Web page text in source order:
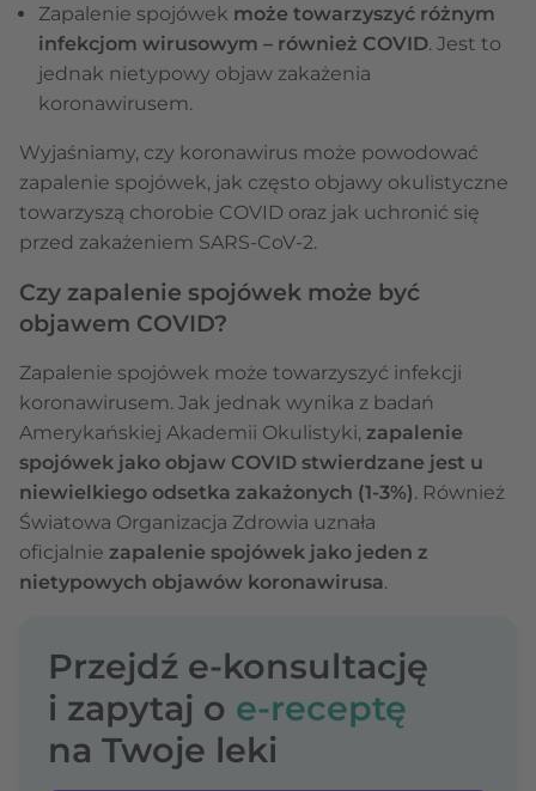
Zapalenie spojówek może towarzyszyć różnym
infekcjom wirusowym – również COVID. Jest to
jednak nietypowy objaw zakażenia
koronawirusem.
Wyjaśniamy, czy koronawirus może powodować
zapalenie spojówek, jak często objawy okulistyczne
towarzyszą chorobie COVID oraz jak uchronić się
przed zakażeniem SARS-CoV-2.
Czy zapalenie spojówek może być
objawem COVID?
Zapalenie spojówek może towarzyszyć infekcji
koronawirusem. Jak jednak wynika z badań
Amerykańskiej Akademii Okulistyki, zapalenie
spojówek jako objaw COVID stwierdzane jest u
niewielkiego odsetka zakażonych (1-3%). Również
Światowa Organizacja Zdrowia uznała
oficjalnie zapalenie spojówek jako jeden z
nietypowych objawów koronawirusa.
Przejdź e-konsultację
i zapytaj o e-receptę
na Twoje leki